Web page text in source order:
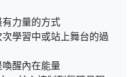
力量的方式
學習中或站上舞台的過
醒內在能量